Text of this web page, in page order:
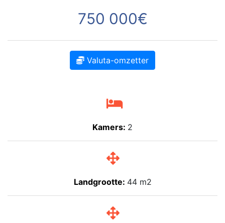
750 000€
Valuta-omzetter
Kamers: 2
Landgrootte: 44 m2